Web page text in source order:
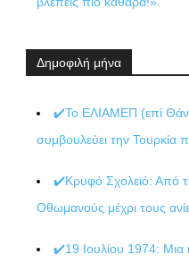
Δημοφιλή μήνα
✔️Το ΕΛΙΑΜΕΠ (επί
συμβουλεύει την Τουρκία
✔️Κρυφό Σχολειό: Από
Οθωμανούς μέχρι τους
✔️19 Ιουλίου 1974: Μια